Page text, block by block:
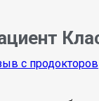
с продокторов